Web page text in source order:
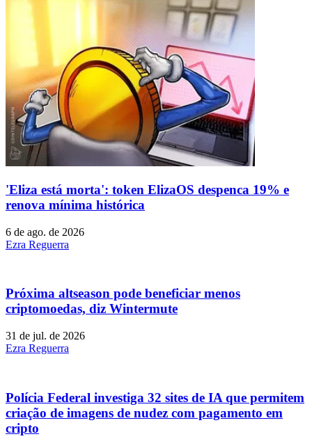
'Eliza está morta': token ElizaOS despenca 19% e
renova mínima histórica
6 de ago. de 2026
Ezra Reguerra
Próxima altseason pode beneficiar menos
criptomoedas, diz Wintermute
31 de jul. de 2026
Ezra Reguerra
Polícia Federal investiga 32 sites de IA que permitem
criação de imagens de nudez com pagamento em
cripto